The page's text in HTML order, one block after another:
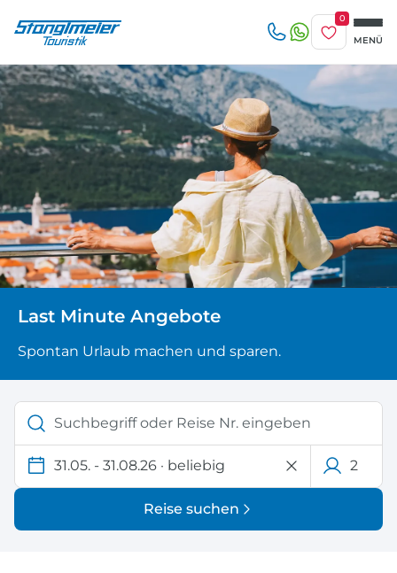
0
MENÜ
Merkliste
Reise/n auf deiner Merkliste
Keine Reisen auf der Merkliste
Zuletzt angesehen
Keine Reisen bislang angesehen
Last Minute Angebote
Spontan Urlaub machen und sparen.
31.05. - 31.08.26 · beliebig
beliebig 1-3 Tage 4-7 Tage
8 Tage und mehr
2
Erwachsene
Kinder
Reise suchen